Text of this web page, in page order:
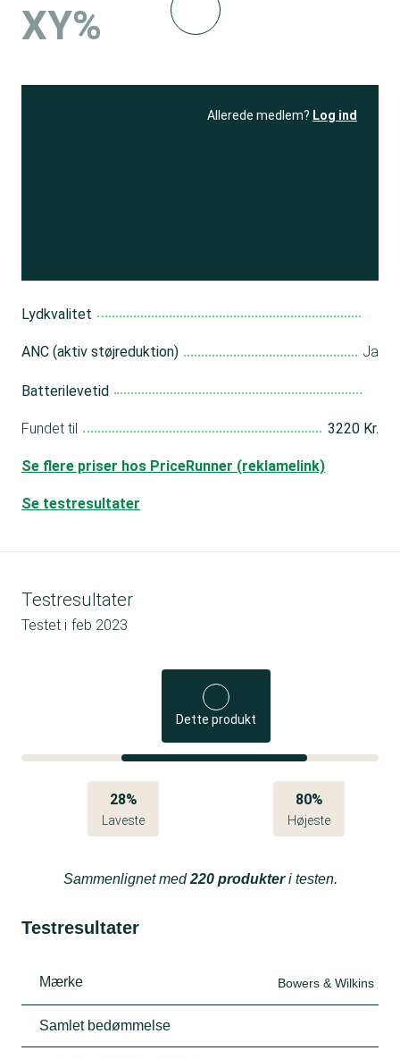
XY%
Allerede medlem? Log ind
Lydkvalitet
ANC (aktiv støjreduktion) Ja
Batterilevetid
Fundet til 3220 Kr.
Se flere priser hos PriceRunner (reklamelink)
Se testresultater
Testresultater
Testet i feb 2023
Dette produkt
28%
Laveste
80%
Højeste
Sammenlignet med220 produkteri testen.
Testresultater
Mærke Bowers & Wilkins
Samlet bedømmelse